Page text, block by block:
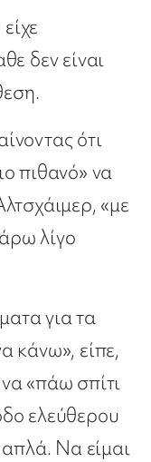
δεν είναι
ότι
πιθανό» να
«με
λίγο
για τα
κάνω», είπε,
«πάω σπίτι
ελεύθερου
απλά. Να είμαι